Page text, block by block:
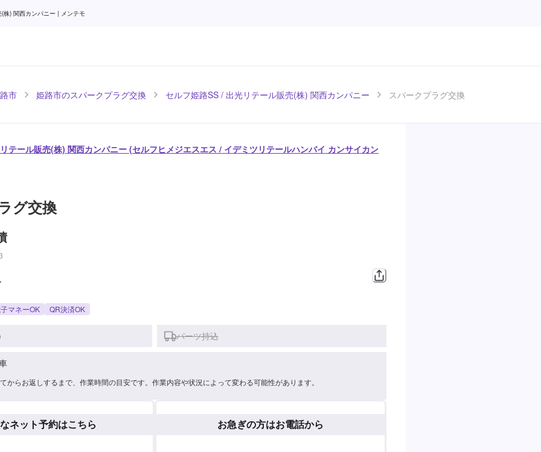
株) 関西カンパニー | メンテモ
市 姫路市のスパークプラグ交換 セルフ姫路SS / 出光リテール販売(株) 関西カンパニー スパークプラグ交換
テール販売(株) 関西カンパニー (セルフヒメジエスエス / イデミツリテールハンバイ カンサイカン
グ交換
マネーOK QR決済OK
パーツ持込
からお返しするまで、作業時間の目安です。作業内容や状況によって変わる可能性があります。
ネット予約はこちら お急ぎの方はお電話から